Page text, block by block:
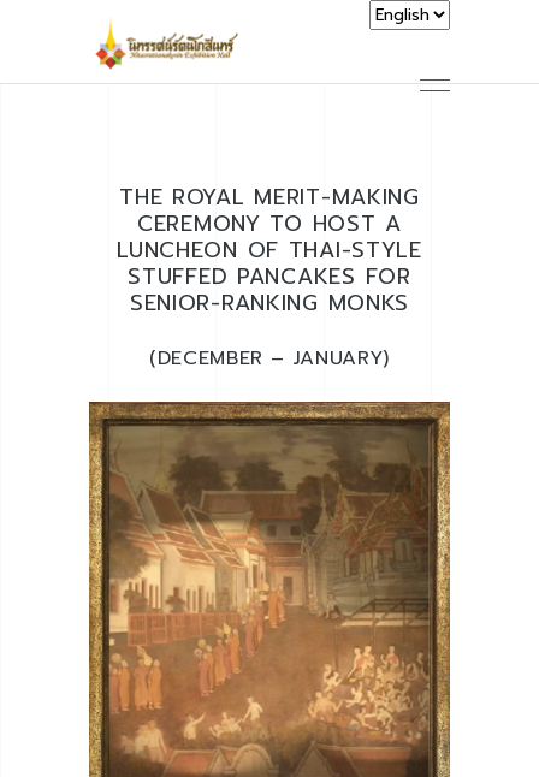
THE ROYAL MERIT-MAKING
CEREMONY TO HOST A
LUNCHEON OF THAI-STYLE
STUFFED PANCAKES FOR
SENIOR-RANKING MONKS
(DECEMBER – JANUARY)